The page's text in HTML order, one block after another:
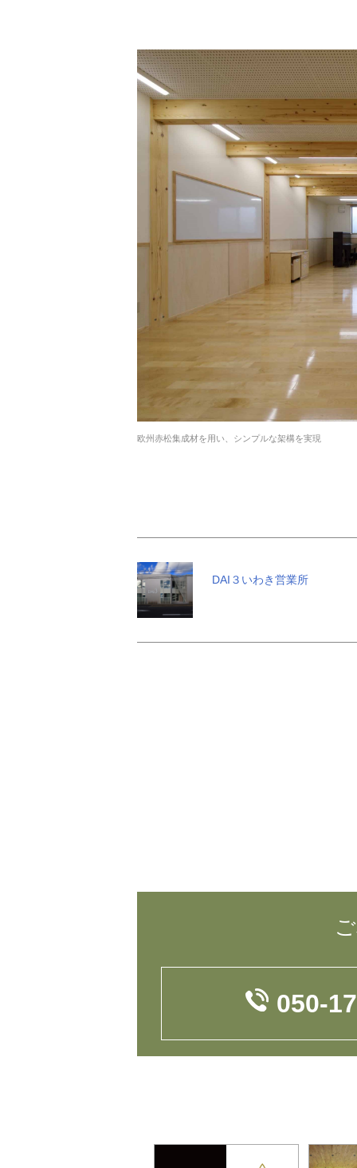
欧州赤松集成材を用い、シンプルな架構を実現
DAI３いわき営業所
050-